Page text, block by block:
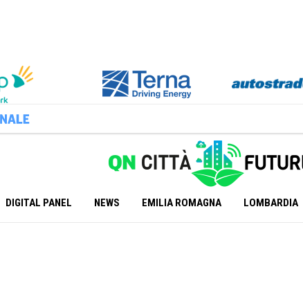
DIGITAL PANEL NEWS EMILIA ROMAGNA LOMBARDIA